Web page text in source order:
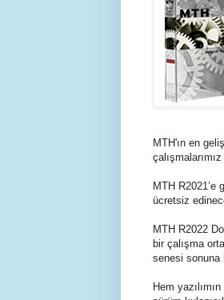
MTH'ın en
MTH R2021’e
ücretsiz
MTH R2022
bir çalışma
senesi sonuna
Hem